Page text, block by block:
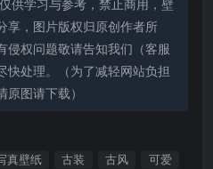
供学习与参考，禁止商用，壁
享，图片版权归原创作者所
侵权问题敬请告知我们（客服
快处理。（为了减轻网站负担
图请下载）
真壁纸 古装 古风
可爱